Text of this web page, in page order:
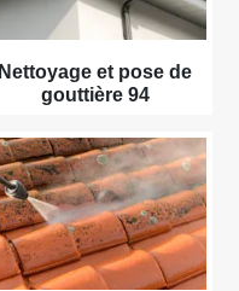
Nettoyage et pose de
gouttière 94